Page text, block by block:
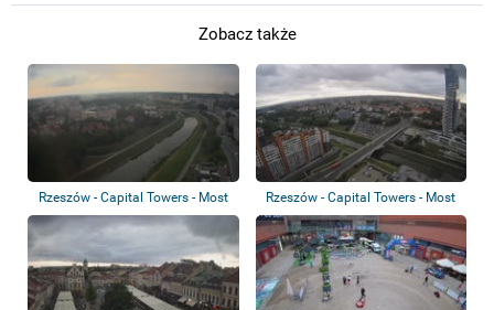
Zobacz także
Rzeszów - Capital Towers - Most
Narutowi...
Rzeszów - Capital Towers - Most
Zamkowy,...